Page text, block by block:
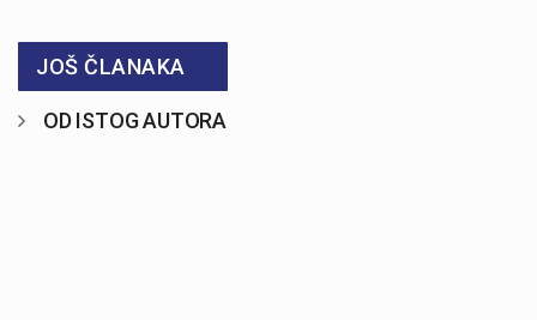
JOŠ ČLANAKA
OD ISTOG AUTORA